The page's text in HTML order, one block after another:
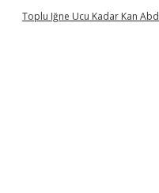
Toplu Iğne Ucu Kadar Kan